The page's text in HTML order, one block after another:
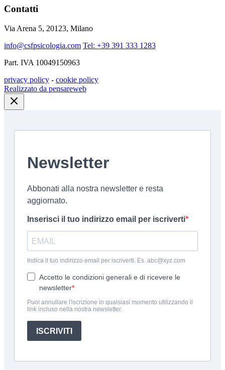
Contatti
Via Arena 5, 20123, Milano
info@csfpsicologia.com Tel: +39 391 333 1283
Part. IVA 10049150963
privacy policy - cookie policy
Realizzato da pensareweb